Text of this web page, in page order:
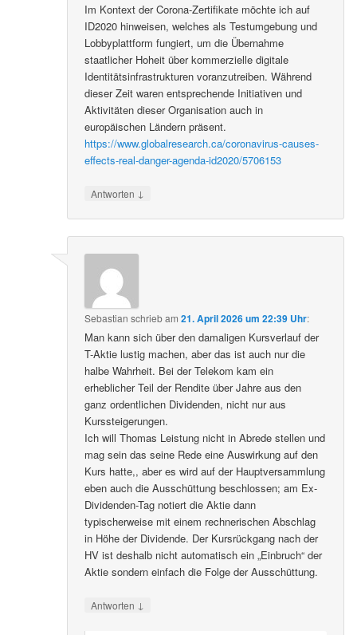
Im Kontext der Corona-Zertifikate möchte ich auf
ID2020 hinweisen, welches als Testumgebung und
Lobbyplattform fungiert, um die Übernahme
staatlicher Hoheit über kommerzielle digitale
Identitätsinfrastrukturen voranzutreiben. Während
dieser Zeit waren entsprechende Initiativen und
Aktivitäten dieser Organisation auch in
europäischen Ländern präsent.
https://www.globalresearch.ca/coronavirus-causes-
effects-real-danger-agenda-id2020/5706153
Antworten ↓
Sebastian schriebam21. April 2026 um 22:39 Uhr:
Man kann sich über den damaligen Kursverlauf der
T-Aktie lustig machen, aber das ist auch nur die
halbe Wahrheit. Bei der Telekom kam ein
erheblicher Teil der Rendite über Jahre aus den
ganz ordentlichen Dividenden, nicht nur aus
Kurssteigerungen.
Ich will Thomas Leistung nicht in Abrede stellen und
mag sein das seine Rede eine Auswirkung auf den
Kurs hatte,, aber es wird auf der Hauptversammlung
eben auch die Ausschüttung beschlossen; am Ex-
Dividenden-Tag notiert die Aktie dann
typischerweise mit einem rechnerischen Abschlag
in Höhe der Dividende. Der Kursrückgang nach der
HV ist deshalb nicht automatisch ein „Einbruch“ der
Aktie sondern einfach die Folge der Ausschüttung.
Antworten ↓